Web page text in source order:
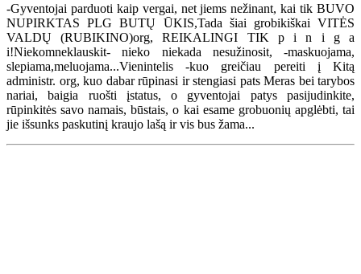
-Gyventojai parduoti kaip vergai, net jiems nežinant, kai tik BUVO
NUPIRKTAS PLG BUTŲ ŪKIS,Tada šiai grobikiškai VITĖS
VALDŲ (RUBIKINO)org, REIKALINGI TIK p i n i g a
i!Niekomneklauskit- nieko niekada nesužinosit, -maskuojama,
slepiama,meluojama...Vienintelis -kuo greičiau pereiti į Kitą
administr. org, kuo dabar rūpinasi ir stengiasi pats Meras bei tarybos
nariai, baigia ruošti įstatus, o gyventojai patys pasijudinkite,
rūpinkitės savo namais, būstais, o kai esame grobuonių apglėbti, tai
jie išsunks paskutinį kraujo lašą ir vis bus žama...